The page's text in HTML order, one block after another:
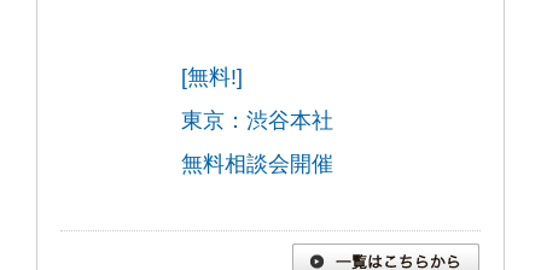
[無料!]
東京：渋谷本社
無料相談会開催